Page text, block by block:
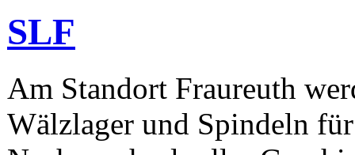
SLF
Am Standort Fraureuth
Wälzlager und Spindeln